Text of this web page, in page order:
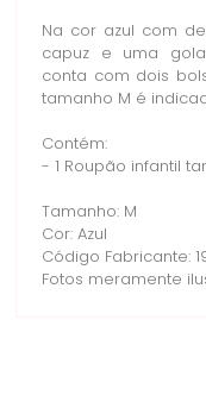
Na cor azul com
capuz e uma
conta com dois
tamanho M é
Contém:
- 1 Roupão infantil
Tamanho: M
Cor: Azul
Código Fabricante:
Fotos meramente